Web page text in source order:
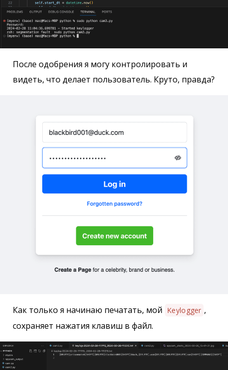
После одобрения я могу контролировать и
видеть, что делает пользователь. Круто, правда?
Как только я начинаю печатать, мой Keylogger ,
сохраняет нажатия клавиш в файл.